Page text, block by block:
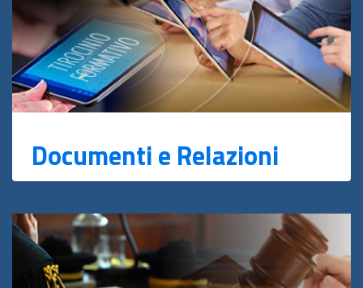
Documenti e Relazioni